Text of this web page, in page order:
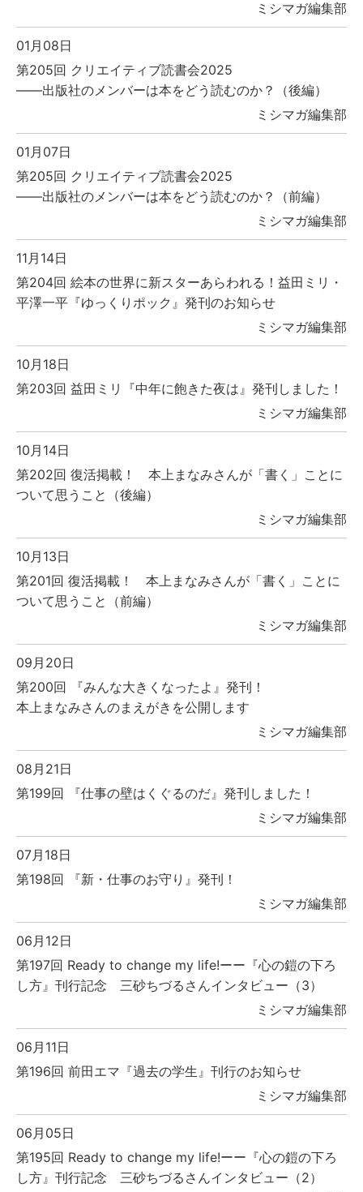
ミシマガ編集部
01月08日
第205回 クリエイティブ読書会2025
――出版社のメンバーは本をどう読むのか？（後編）
ミシマガ編集部
01月07日
第205回 クリエイティブ読書会2025
――出版社のメンバーは本をどう読むのか？（前編）
ミシマガ編集部
11月14日
第204回 絵本の世界に新スターあらわれる！益田ミリ・
平澤一平『ゆっくりポック』発刊のお知らせ
ミシマガ編集部
10月18日
第203回 益田ミリ『中年に飽きた夜は』発刊しました！
ミシマガ編集部
10月14日
第202回 復活掲載！ 本上まなみさんが「書く」ことに
ついて思うこと（後編）
ミシマガ編集部
10月13日
第201回 復活掲載！ 本上まなみさんが「書く」ことに
ついて思うこと（前編）
ミシマガ編集部
09月20日
第200回 『みんな大きくなったよ』発刊！
本上まなみさんのまえがきを公開します
ミシマガ編集部
08月21日
第199回 『仕事の壁はくぐるのだ』発刊しました！
ミシマガ編集部
07月18日
第198回 『新・仕事のお守り』発刊！
ミシマガ編集部
06月12日
第197回 Ready to change my life!ーー『心の鎧の下ろ
し方』刊行記念 三砂ちづるさんインタビュー（3）
ミシマガ編集部
06月11日
第196回 前田エマ『過去の学生』刊行のお知らせ
ミシマガ編集部
06月05日
第195回 Ready to change my life!ーー『心の鎧の下ろ
し方』刊行記念 三砂ちづるさんインタビュー（2）